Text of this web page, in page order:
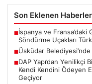
Son Eklenen Haberler
■İspanya ve Fransa’daki
Söndürme Uçakları
■Üsküdar
■DAP Yapı’dan Yenilikçi
Kendi Kendini Ödeyen
Geçiyor